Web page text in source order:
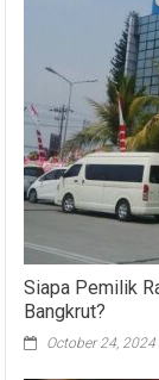
Siapa Pemilik
Bangkrut?
October 24, 2024